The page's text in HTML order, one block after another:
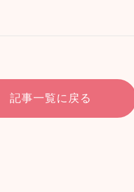
記事一覧に戻る